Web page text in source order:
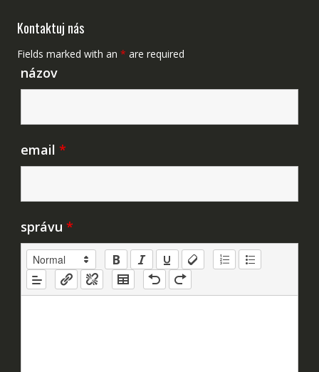
Kontaktuj nás
Fields marked with an * are required
názov
email *
správu *